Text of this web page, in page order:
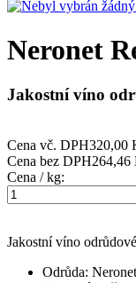
Neronet
Jakostní víno
Cena vč. DPH320,00
Cena bez DPH264,46
Cena / kg:
Jakostní víno
Odrůda: Neronet